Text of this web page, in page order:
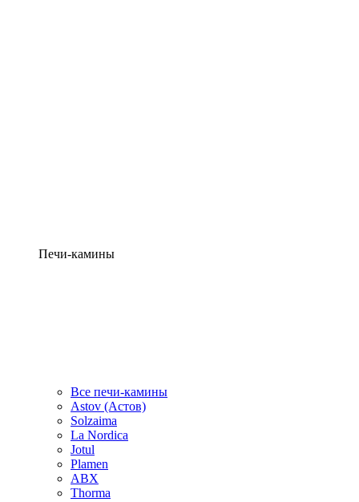
Печи-камины
Все печи-камины
Astov (Астов)
Solzaima
La Nordica
Jotul
Plamen
ABX
Thorma